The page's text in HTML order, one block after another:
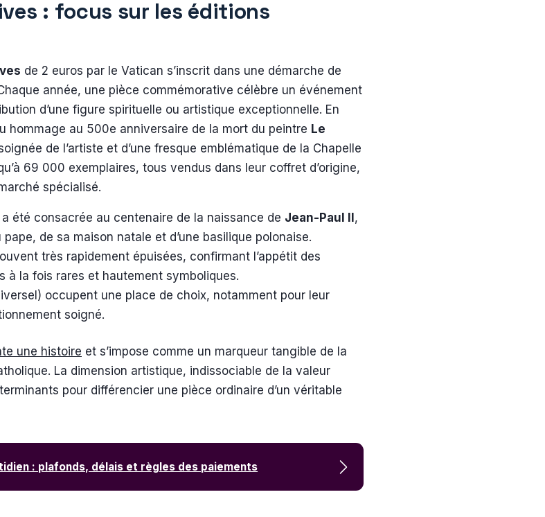
: focus sur les éditions
de 2 euros par le Vatican s’inscrit dans une démarche de
année, une pièce commémorative célèbre un événement
d’une figure spirituelle ou artistique exceptionnelle. En
hommage au 500e anniversaire de la mort du peintre Le
de l’artiste et d’une fresque emblématique de la Chapelle
69 000 exemplaires, tous vendus dans leur coffret d’origine,
spécialisé.
été consacrée au centenaire de la naissance de Jean-Paul II,
de sa maison natale et d’une basilique polonaise.
très rapidement épuisées, confirmant l’appétit des
à la fois rares et hautement symboliques.
occupent une place de choix, notamment pour leur
soigné.
une histoire et s’impose comme un marqueur tangible de la
La dimension artistique, indissociable de la valeur
pour différencier une pièce ordinaire d’un véritable
: plafonds, délais et règles des paiements